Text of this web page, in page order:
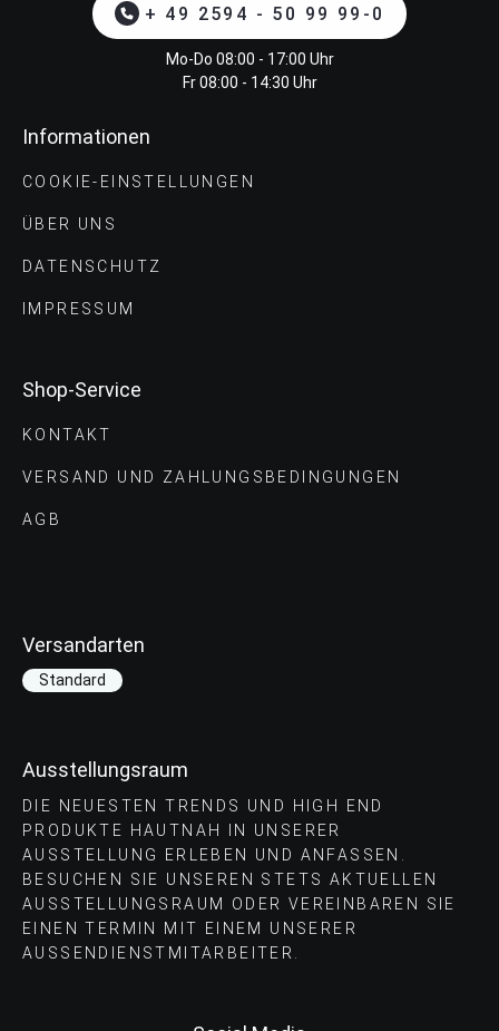
+ 49 2594 - 50 99 99-0
Mo-Do 08:00 - 17:00 Uhr
Fr 08:00 - 14:30 Uhr
Informationen
COOKIE-EINSTELLUNGEN
ÜBER UNS
DATENSCHUTZ
IMPRESSUM
Shop-Service
KONTAKT
VERSAND UND ZAHLUNGS­BEDINGUNGEN
AGB
Versandarten
Standard
Ausstellungsraum
DIE NEUESTEN TRENDS UND HIGH END
PRODUKTE HAUTNAH IN UNSERER
AUSSTELLUNG ERLEBEN UND ANFASSEN.
BESUCHEN SIE UNSEREN STETS AKTUELLEN
AUSSTELLUNGSRAUM ODER VEREINBAREN SIE
EINEN TERMIN MIT EINEM UNSERER
AUSSENDIENSTMITARBEITER.